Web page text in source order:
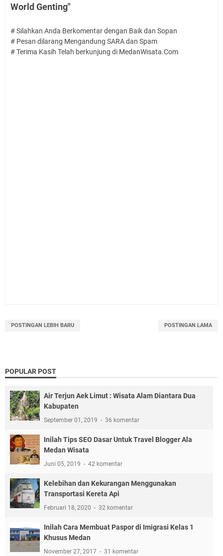
World Genting"
# Silahkan Anda Berkomentar dengan Baik dan Sopan
# Pesan dilarang Mengandung SARA dan Spam
# Terima Kasih Telah berkunjung di MedanWisata.Com
POSTINGAN LEBIH BARU POSTINGAN LAMA
POPULAR POST
Air Terjun Aek Limut : Wisata Alam Diantara Dua
Kabupaten
September 01, 2019 36 komentar
Inilah Tips SEO Dasar Untuk Travel Blogger Ala
Medan Wisata
Juni 05, 2019 42 komentar
Kelebihan dan Kekurangan Menggunakan
Transportasi Kereta Api
Februari 18, 2020 32 komentar
Inilah Cara Membuat Paspor di Imigrasi Kelas 1
Khusus Medan
November 27, 2017 31 komentar